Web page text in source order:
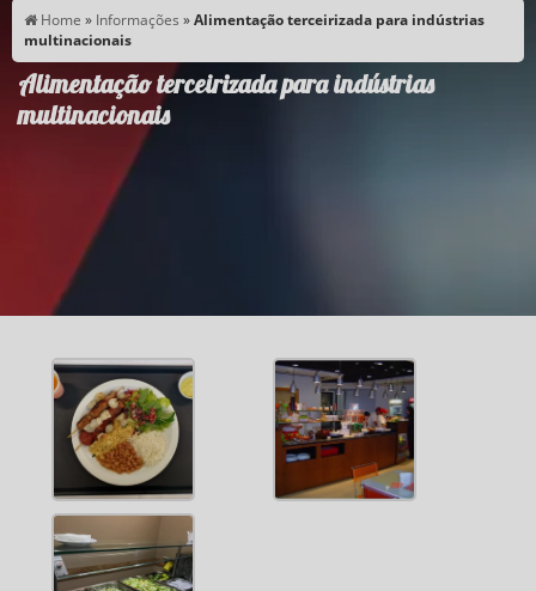
Home » Informações »Alimentação terceirizada para indústrias
multinacionais
Alimentação terceirizada para indústrias
multinacionais